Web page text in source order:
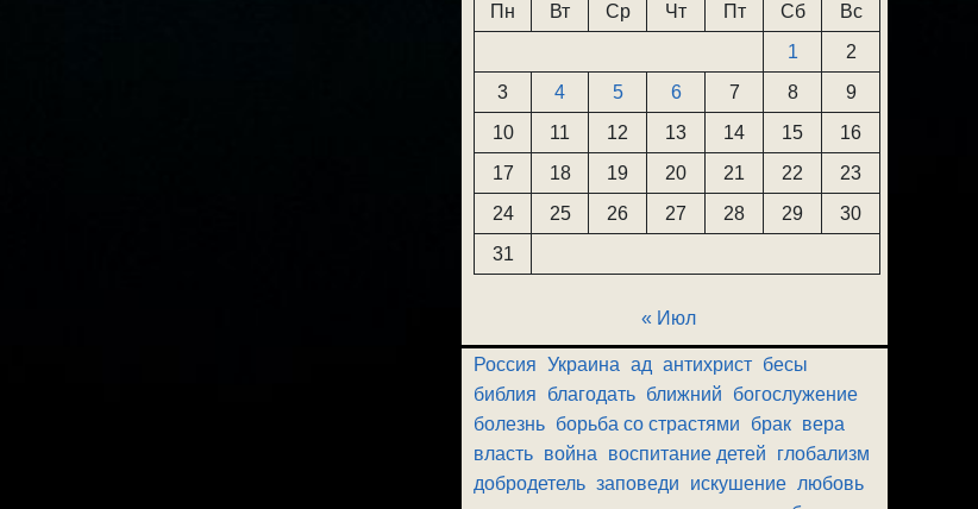
Пн
Вт Ср Чт Пт Сб
Вс
1
2
3
4 5 6 7 8
9
10
11 12 13 14 15
16
17
18 19 20 21 22
23
24
25 26 27 28 29
30
31
« Июл
Россия Украина ад антихрист бесы
библия
благодать ближний
богослужение
болезнь борьба со страстями брак вера
власть война воспитание детей
глобализм
добродетель заповеди искушение любовь